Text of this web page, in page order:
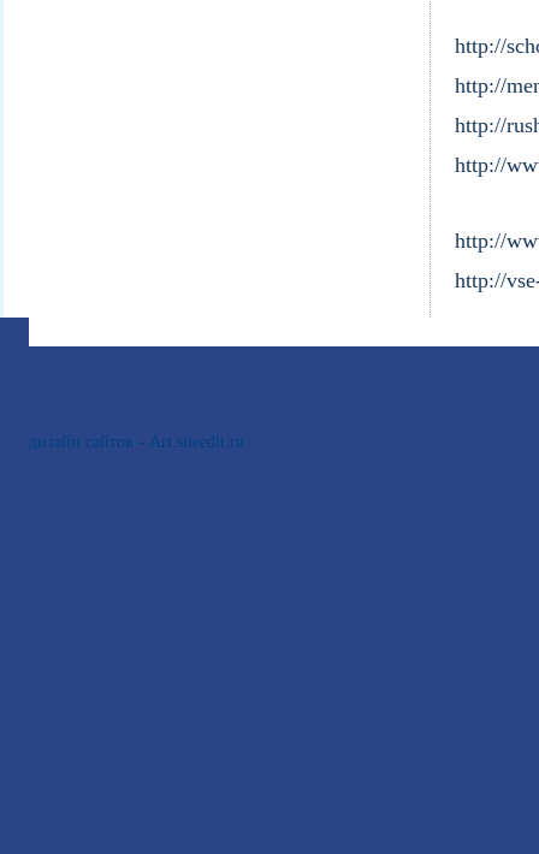
http://
http://
http://
http://
http://
http://
дизайн сайтов - Art.siteedit.ru